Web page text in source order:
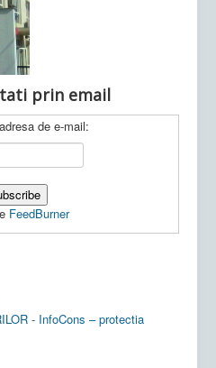
prin email
de e-mail:
FeedBurner
- InfoCons – protectia